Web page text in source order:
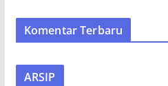
Komentar Terbaru
ARSIP